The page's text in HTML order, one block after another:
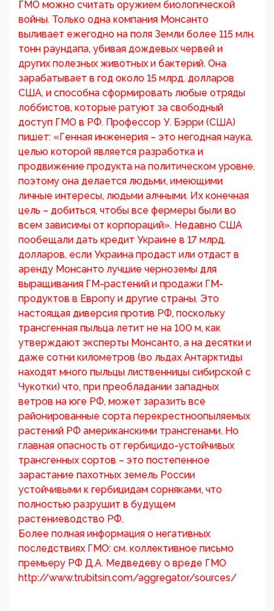
ГМО можно считать оружием биологической
войны. Только одна компания Монсанто
выливает ежегодно на поля Земли более 115 млн.
тонн раундапа, убивая дождевых червей и
других полезных животных и бактерий. Она
зарабатывает в год около 15 млрд. долларов
США, и способна сформировать любые отряды
лоббистов, которые ратуют за свободный
доступ ГМО в РФ. Профессор У. Бэрри (США)
пишет: «Генная инженерия – это негодная наука,
целью которой является разработка и
продвижение продукта на политическом уровне,
поэтому она делается людьми, имеющими
личные интересы, людьми алчными. Их конечная
цель – добиться, чтобы все фермеры были во
всем зависимы от корпораций». Недавно США
пообещали дать кредит Украине в 17 млрд.
долларов, если Украина продаст или отдаст в
аренду Монсанто лучшие черноземы для
выращивания ГМ-растений и продажи ГМ-
продуктов в Европу и другие страны. Это
настоящая диверсия против РФ, поскольку
трансгенная пыльца летит не на 100 м, как
утверждают эксперты Монсанто, а на десятки и
даже сотни километров (во льдах Антарктиды
находят много пыльцы лиственницы сибирской с
Чукотки) что, при преобладании западных
ветров на юге РФ, может заразить все
районированные сорта перекрестноопыляемых
растений РФ американскими трансгенами. Но
главная опасность от гербицидо-устойчивых
трансгенных сортов – это постепенное
зарастание пахотных земель России
устойчивыми к гербицидам сорняками, что
полностью разрушит в будущем
растениеводство РФ.
Более полная информация о негативных
последствиях ГМО: см. коллективное письмо
премьеру РФ Д.А. Медведеву о вреде ГМО
http://www.trubitsin.com/aggregator/sources/